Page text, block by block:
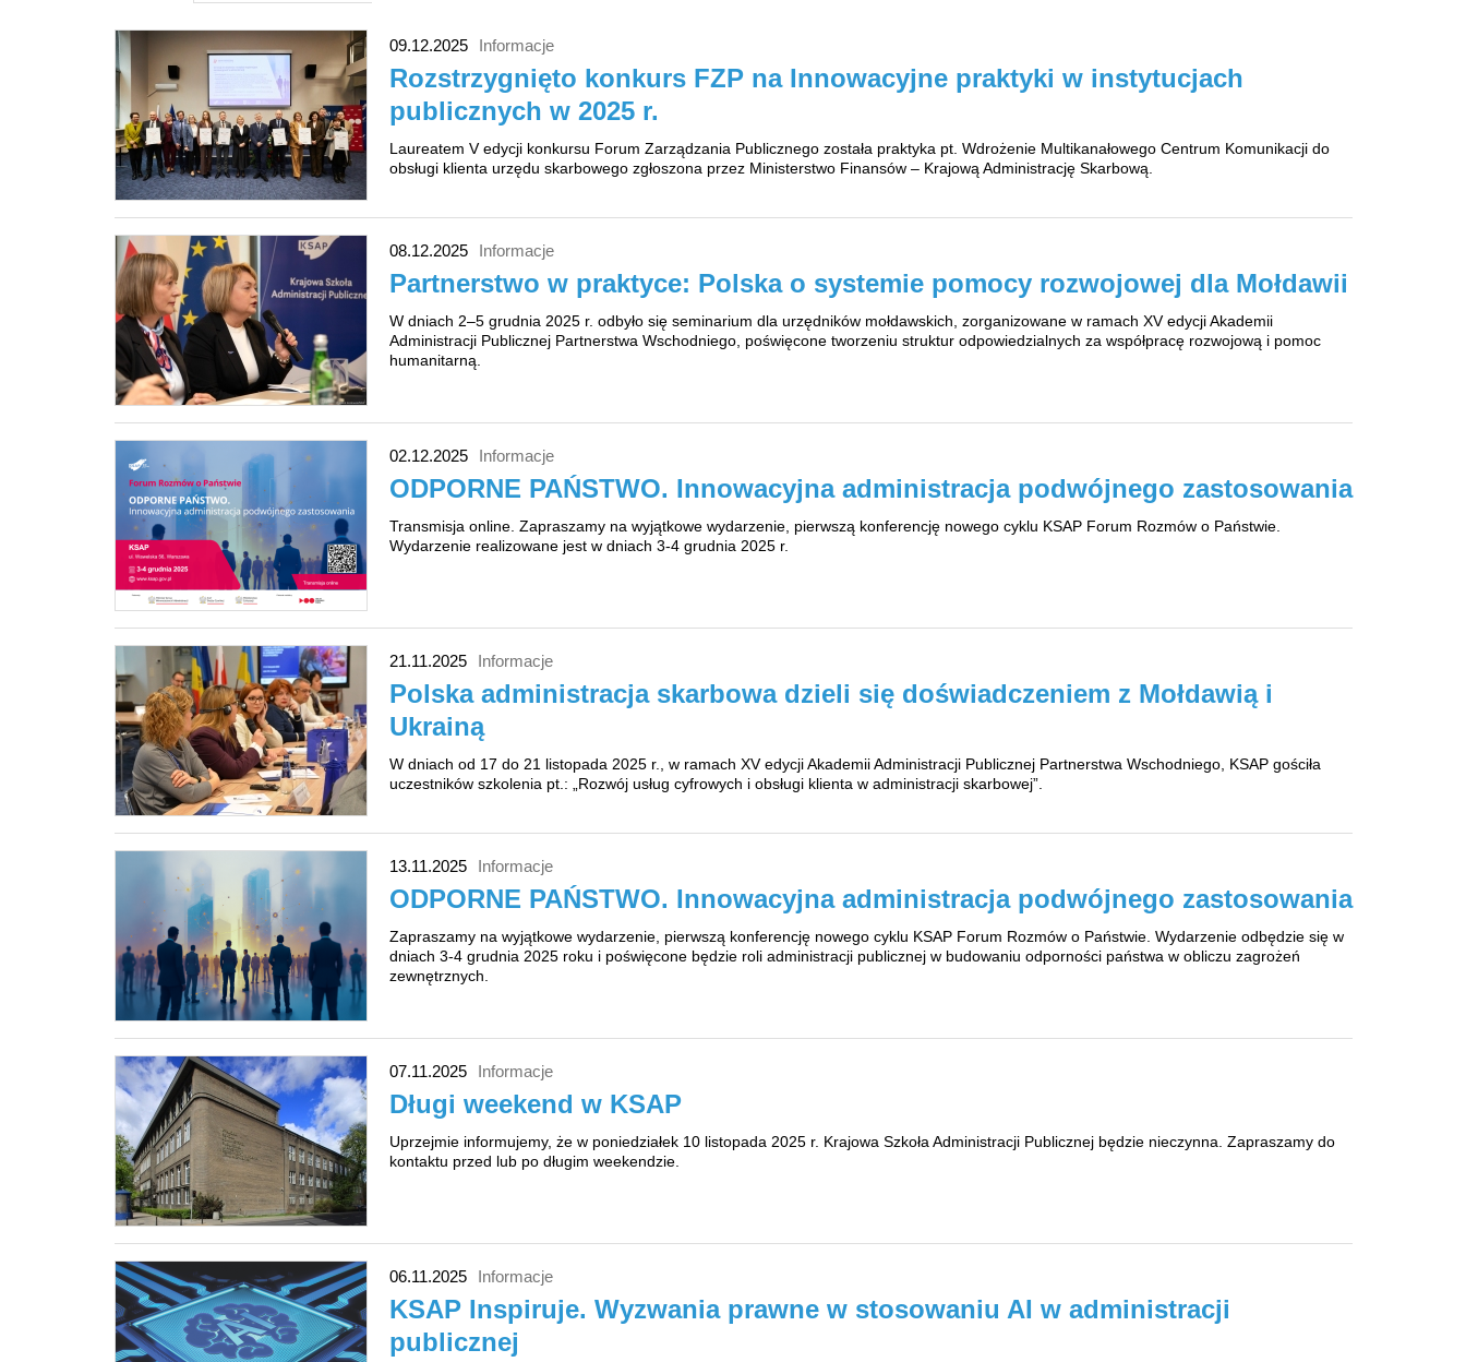
09.12.2025 Informacje
Rozstrzygnięto konkurs FZP na Innowacyjne praktyki w instytucjach
publicznych w 2025 r.
Laureatem V edycji konkursu Forum Zarządzania Publicznego została praktyka pt. Wdrożenie Multikanałowego Centrum Komunikacji do
obsługi klienta urzędu skarbowego zgłoszona przez Ministerstwo Finansów – Krajową Administrację Skarbową.
08.12.2025 Informacje
Partnerstwo w praktyce: Polska o systemie pomocy rozwojowej dla Mołdawii
W dniach 2–5 grudnia 2025 r. odbyło się seminarium dla urzędników mołdawskich, zorganizowane w ramach XV edycji Akademii
Administracji Publicznej Partnerstwa Wschodniego, poświęcone tworzeniu struktur odpowiedzialnych za współpracę rozwojową i pomoc
humanitarną.
02.12.2025 Informacje
ODPORNE PAŃSTWO. Innowacyjna administracja podwójnego zastosowania
Transmisja online. Zapraszamy na wyjątkowe wydarzenie, pierwszą konferencję nowego cyklu KSAP Forum Rozmów o Państwie.
Wydarzenie realizowane jest w dniach 3-4 grudnia 2025 r.
21.11.2025 Informacje
Polska administracja skarbowa dzieli się doświadczeniem z Mołdawią i
Ukrainą
W dniach od 17 do 21 listopada 2025 r., w ramach XV edycji Akademii Administracji Publicznej Partnerstwa Wschodniego, KSAP gościła
uczestników szkolenia pt.: „Rozwój usług cyfrowych i obsługi klienta w administracji skarbowej”.
13.11.2025 Informacje
ODPORNE PAŃSTWO. Innowacyjna administracja podwójnego zastosowania
Zapraszamy na wyjątkowe wydarzenie, pierwszą konferencję nowego cyklu KSAP Forum Rozmów o Państwie. Wydarzenie odbędzie się w
dniach 3-4 grudnia 2025 roku i poświęcone będzie roli administracji publicznej w budowaniu odporności państwa w obliczu zagrożeń
zewnętrznych.
07.11.2025 Informacje
Długi weekend w KSAP
Uprzejmie informujemy, że w poniedziałek 10 listopada 2025 r. Krajowa Szkoła Administracji Publicznej będzie nieczynna. Zapraszamy do
kontaktu przed lub po długim weekendzie.
06.11.2025 Informacje
KSAP Inspiruje. Wyzwania prawne w stosowaniu AI w administracji
publicznej